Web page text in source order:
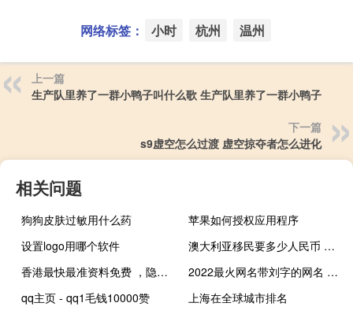
网络标签： 小时 杭州 温州
上一篇
生产队里养了一群小鸭子叫什么歌 生产队里养了一群小鸭子
下一篇
s9虚空怎么过渡 虚空掠夺者怎么进化
相关问题
狗狗皮肤过敏用什么药
苹果如何授权应用程序
设置logo用哪个软件
澳大利亚移民要多少人民币 移民澳洲得多少钱
香港最快最准资料免费 ，隐语精选答案落实_终端版498.1
2022最火网名带刘字的网名 2022最新微信网名
qq主页 - qq1毛钱10000赞
上海在全球城市排名